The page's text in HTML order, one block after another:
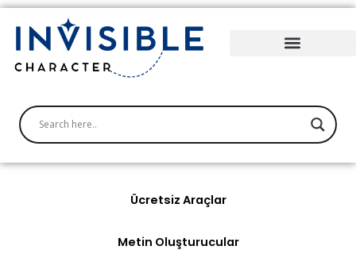
İçeriğe
atla
Ücretsiz Araçlar
Metin Oluşturucular